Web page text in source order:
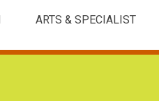
ARTS & SPECIALIST